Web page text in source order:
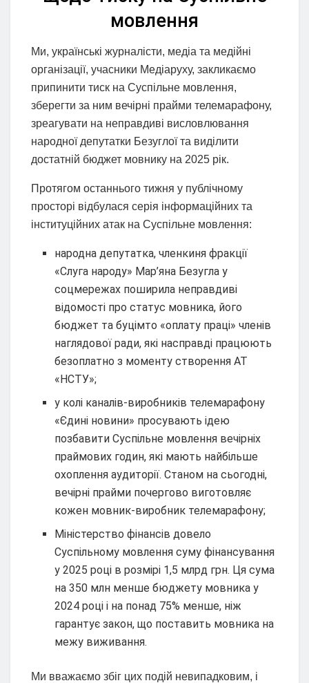
мовлення
Ми, українські журналісти, медіа та медійні
організації, учасники Медіаруху, закликаємо
припинити тиск на Суспільне мовлення,
зберегти за ним вечірні прайми телемарафону,
зреагувати на неправдиві висловлювання
народної депутатки Безуглої та виділити
достатній бюджет мовнику на 2025 рік.
Протягом останнього тижня у публічному
просторі відбулася серія інформаційних та
інституційних атак на Суспільне мовлення:
народна депутатка, членкиня фракції
«Слуга народу» Мар’яна Безугла у
соцмережах поширила неправдиві
відомості про статус мовника, його
бюджет та буцімто «оплату праці» членів
наглядової ради, які насправді працюють
безоплатно з моменту створення АТ
«НСТУ»;
у колі каналів-виробників телемарафону
«Єдині новини» просувають ідею
позбавити Суспільне мовлення вечірніх
праймових годин, які мають найбільше
охоплення аудиторії. Станом на сьогодні,
вечірні прайми почергово виготовляє
кожен мовник-виробник телемарафону;
Міністерство фінансів довело
Суспільному мовлення суму фінансування
у 2025 році в розмірі 1,5 млрд грн. Ця сума
на 350 млн менше бюджету мовника у
2024 році і на понад 75% менше, ніж
гарантує закон, що поставить мовника на
межу виживання.
Ми вважаємо збіг цих подій невипадковим, і